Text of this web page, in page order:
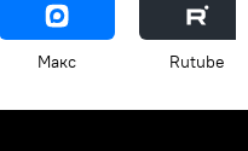
Макс Rutube